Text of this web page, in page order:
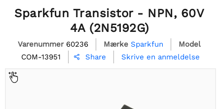
Sparkfun Transistor - NPN, 60V
4A (2N5192G)
Varenummer 60236 Mærke Sparkfun
Model
COM-13951
 Share Skrive en anmeldelse